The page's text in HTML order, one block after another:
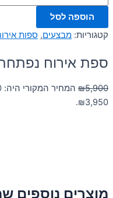
הוספה לסל
קטגוריות: מבצעים, ספות
ספת אירוח נפתחת
₪5,900 המחיר המקורי היה: ₪5,900.
₪3,950.
מוצרים נוספים